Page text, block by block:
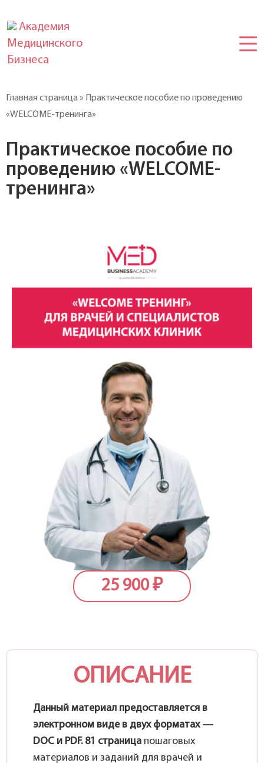
Академия
Медицинского
Бизнеса
Главная страница»
Практическое пособие по проведению
«WELCOME-тренинга»
Практическое пособие по
проведению «WELCOME-
тренинга»
25 900₽
ОПИСАНИЕ
Данный материал предоставляется в
электронном виде в двух форматах —
DOC и PDF. 81 страница пошаговых
материалов и заданий для врачей и